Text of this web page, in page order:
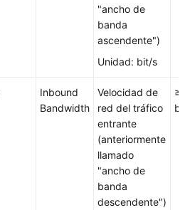
"ancho de
banda
ascendente")
Unidad: bit/s
Inbound
Bandwidth
Velocidad de
red del tráfico
entrante
(anteriormente
llamado
"ancho de
banda
descendente")
≥ 0